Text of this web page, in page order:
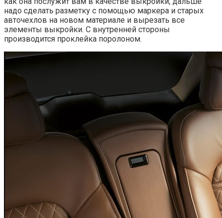
надо сделать разметку с помощью маркера и старых
авточехлов на новом материале и вырезать все
элементы выкройки. С внутренней стороны
производится проклейка поролоном.